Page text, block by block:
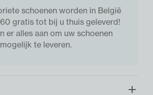
schoenen worden in België
gratis tot bij u thuis geleverd!
er alles aan om uw schoenen
te leveren.